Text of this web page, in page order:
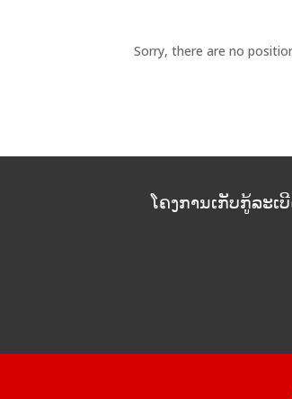
Sorry, there are no
ໂຄງການເກັບກູ້ລະເ